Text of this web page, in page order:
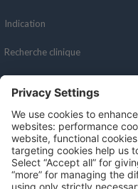
Indication
Recherche clinique
Recursos
Portail des patients
Professionnels de la santé